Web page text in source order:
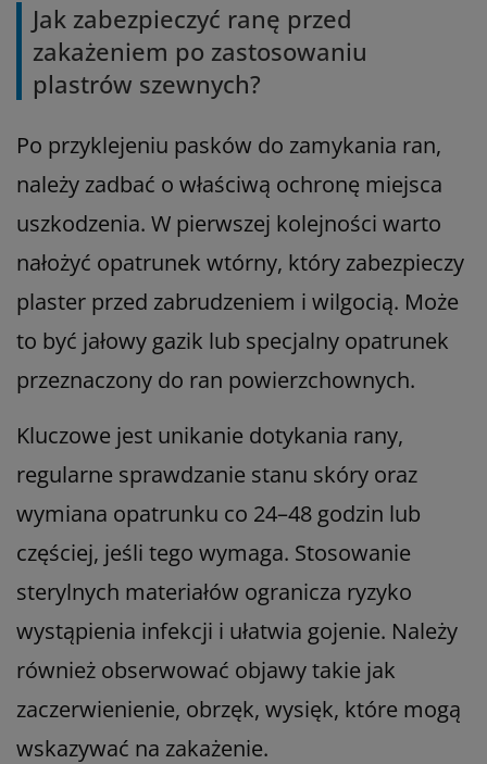
Jak zabezpieczyć ranę przed
zakażeniem po zastosowaniu
plastrów szewnych?
Po przyklejeniu pasków do zamykania ran,
należy zadbać o właściwą ochronę miejsca
uszkodzenia. W pierwszej kolejności warto
nałożyć opatrunek wtórny, który zabezpieczy
plaster przed zabrudzeniem i wilgocią. Może
to być jałowy gazik lub specjalny opatrunek
przeznaczony do ran powierzchownych.
Kluczowe jest unikanie dotykania rany,
regularne sprawdzanie stanu skóry oraz
wymiana opatrunku co 24–48 godzin lub
częściej, jeśli tego wymaga. Stosowanie
sterylnych materiałów ogranicza ryzyko
wystąpienia infekcji i ułatwia gojenie. Należy
również obserwować objawy takie jak
zaczerwienienie, obrzęk, wysięk, które mogą
wskazywać na zakażenie.